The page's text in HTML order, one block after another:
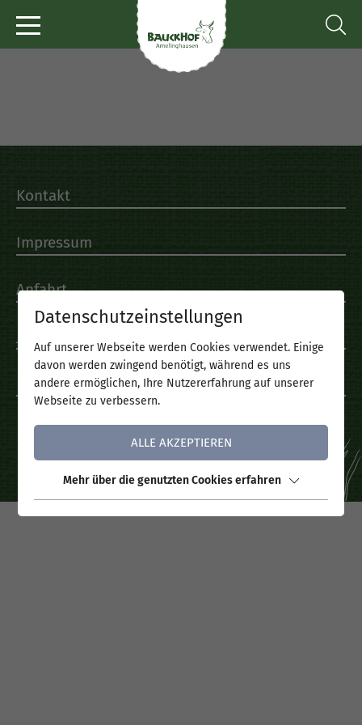
Kontakt
Impressum
Anfahrt
Datenschutz
Datenschutzeinstellungen
Auf unserer Webseite werden Cookies verwendet. Einige
davon werden zwingend benötigt, während es uns
andere ermöglichen, Ihre Nutzererfahrung auf unserer
Webseite zu verbessern.
ALLE AKZEPTIEREN
Mehr über die genutzten Cookies erfahren